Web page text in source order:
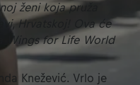
ženi koja pruža
Hrvatskoj! Ova će
Wings for Life World
Knežević. Vrlo je